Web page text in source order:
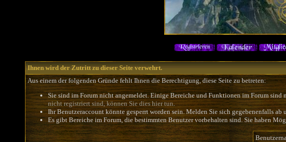
Ihnen wird der Zutritt zu dieser Seite verwehrt.
Aus einem der folgenden Gründe fehlt Ihnen die Berechtigung, diese Seite zu betreten:
Sie sind im Forum nicht angemeldet. Einige Bereiche und Funktionen im Forum
nicht registriert sind, können Sie dies hier tun.
Ihr Benutzeraccount könnte gesperrt worden sein. Melden Sie sich gegebenenfalls
Es gibt Bereiche im Forum, die bestimmten Benutzer vorbehalten sind. Sie haben